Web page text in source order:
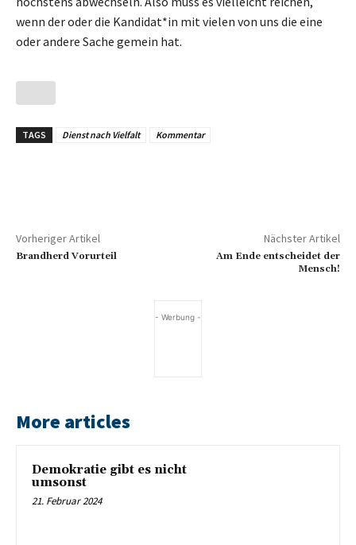
wenn der oder die Kandidat*in mit vielen von uns die eine
oder andere Sache gemein hat.
TAGS Dienst nach Vielfalt Kommentar
Vorheriger Artikel
Brandherd Vorurteil
Nächster Artikel
Am Ende entscheidet der
Mensch!
- Werbung -
More articles
Demokratie gibt es nicht
umsonst
21. Februar 2024